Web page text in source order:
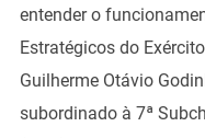
entender o
Estratégicos do
Guilherme Otávio
subordinado à 7ª